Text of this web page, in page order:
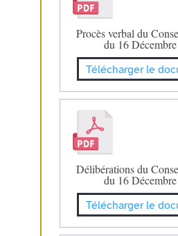
Procès verbal du
du 16
Télécharger le
Délibérations du
du 16
Télécharger le